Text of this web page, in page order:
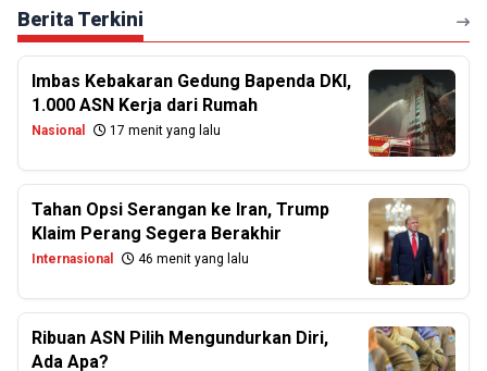
Berita Terkini
Imbas Kebakaran Gedung Bapenda DKI,
1.000 ASN Kerja dari Rumah
Nasional 17 menit yang lalu
Tahan Opsi Serangan ke Iran, Trump
Klaim Perang Segera Berakhir
Internasional 46 menit yang lalu
Ribuan ASN Pilih Mengundurkan Diri,
Ada Apa?